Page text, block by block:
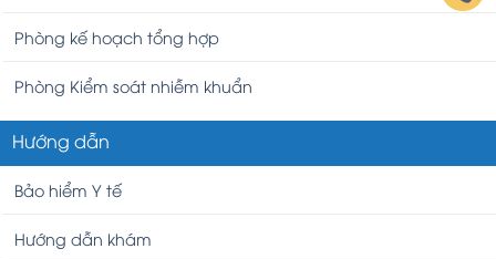
Phòng kế hoạch tổng hợp
Phòng Kiểm soát nhiễm khuẩn
Hướng dẫn
Bảo hiểm Y tế
Hướng dẫn khám